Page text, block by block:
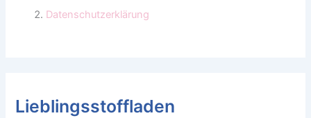
Datenschutzerklärung
Lieblingsstoffladen